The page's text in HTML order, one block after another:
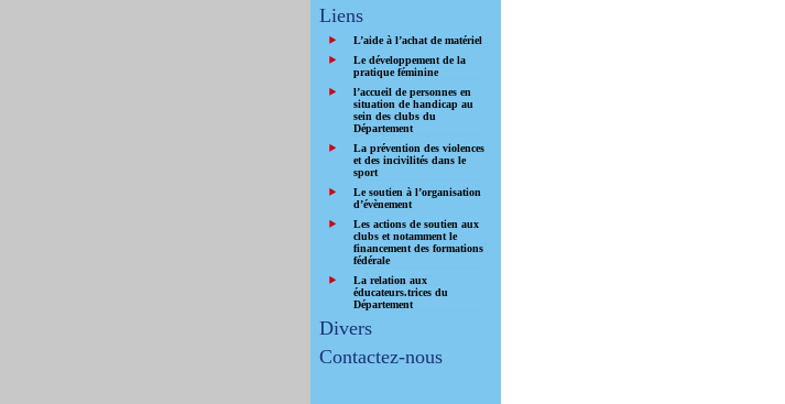
Liens
L’aide à l’achat de matériel
Le développement de la
pratique féminine
l’accueil de personnes en
situation de handicap au
sein des clubs du
Département
La prévention des violences
et des incivilités dans le
sport
Le soutien à l’organisation
d’évènement
Les actions de soutien aux
clubs et notamment le
financement des formations
fédérale
La relation aux
éducateurs.trices du
Département
Divers
Contactez-nous